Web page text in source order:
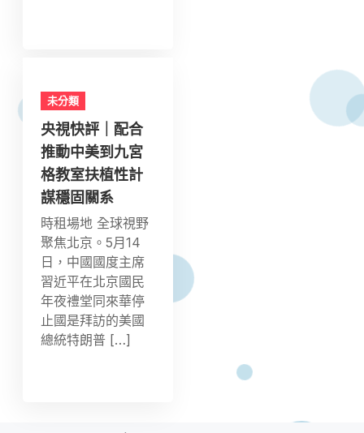
未分類
央視快評｜配合
推動中美到九宮
格教室扶植性計
謀穩固關系
時租場地 全球視野
聚焦北京。5月14
日，中國國度主席
習近平在北京國民
年夜禮堂同來華停
止國是拜訪的美國
總統特朗普 […]